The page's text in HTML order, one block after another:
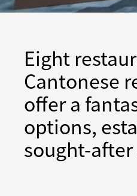
Eight
Cantonese
offer a
options,
sought-